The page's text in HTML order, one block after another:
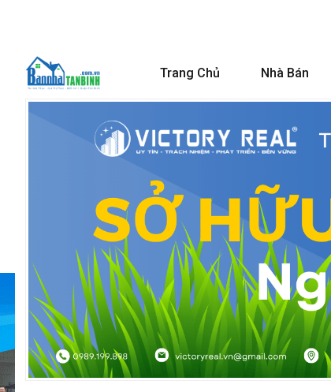
Trang Chủ Nhà Bán